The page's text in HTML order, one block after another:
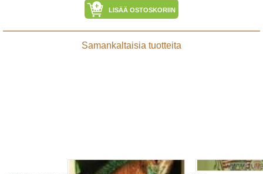
LISÄÄ OSTOSKORIIN
Samankaltaisia tuotteita